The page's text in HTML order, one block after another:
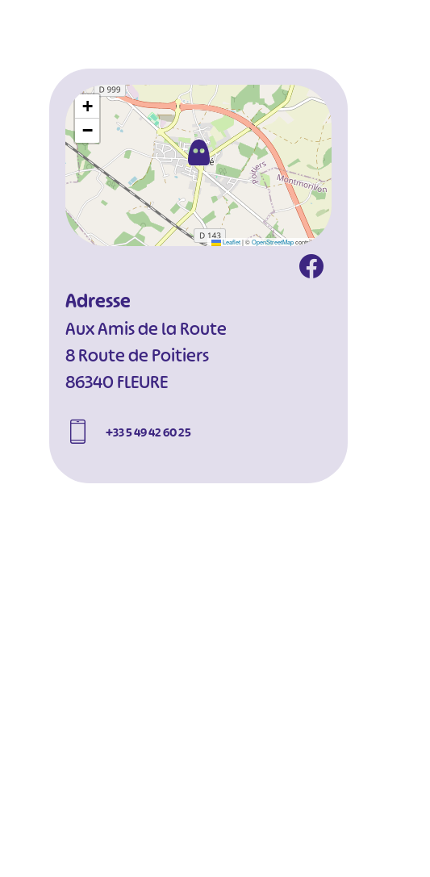
+
−
Leaflet|©OpenStreetMapcontributors
Adresse
Aux Amis de la Route
8 Route de Poitiers
86340 FLEURE
+33 5 49 42 60 25